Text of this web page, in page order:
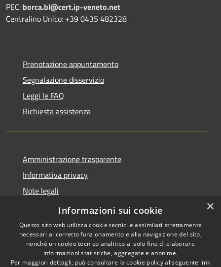
PEC: borca.bl@cert.ip-veneto.net
Centralino Unico: +39 0435 482328
Prenotazione appuntamento
Segnalazione disservizio
Leggi le FAQ
Richiesta assistenza
Amministrazione trasparente
Informativa privacy
Note legali
Dichiarazione di accessibilità
Copyright © 2026 • Comune di
×
Informazioni sui cookie
Questo sito web utilizza cookie tecnici e assimilati strettamente
necessari al corretto funzionamento e alla navigazione del sito,
nonché un cookie tecnico analitico al solo fine di elaborare
informazioni statistiche, aggregate e anonime.
Per maggiori dettagli, può consultare la cookie policy al seguente link